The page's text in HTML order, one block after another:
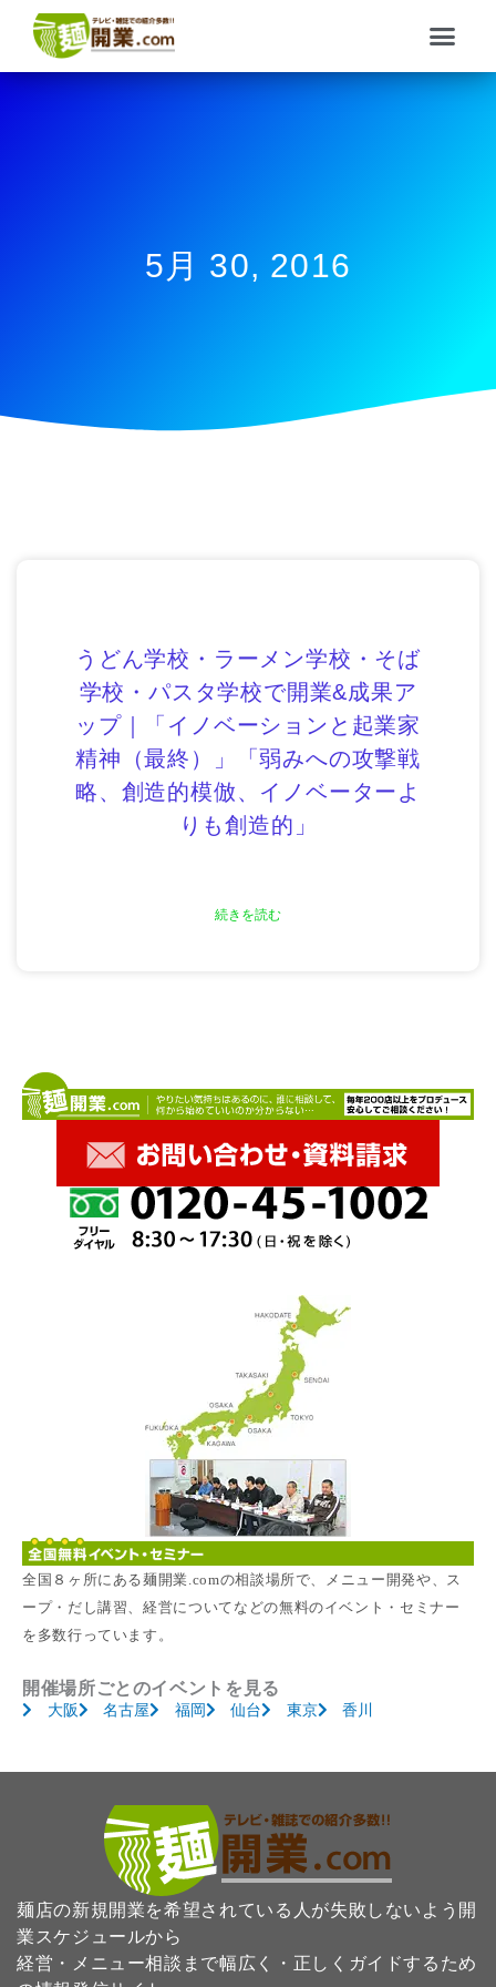
メ
ニ
ュ
5月 30, 2016
うどん学校・ラーメン学校・そば
学校・パスタ学校で開業&成果ア
ップ｜「イノベーションと起業家
精神（最終）」「弱みへの攻撃戦
略、創造的模倣、イノベーターよ
りも創造的」
続きを読む
全国８ヶ所にある麺開業.comの相談場所で、メニュー開発や、ス
ープ・だし講習、経営についてなどの無料のイベント・セミナー
を多数行っています。
開催場所ごとのイベントを見る
大阪 名古屋 福岡 仙台 東京 香川
麺店の新規開業を希望されている人が失敗しないよう開
業スケジュールから
経営・メニュー相談まで幅広く・正しくガイドするため